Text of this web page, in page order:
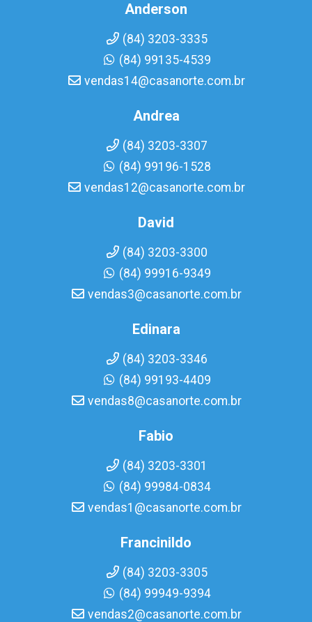
Anderson
(84) 3203-3335
(84) 99135-4539
vendas14@casanorte.com.br
Andrea
(84) 3203-3307
(84) 99196-1528
vendas12@casanorte.com.br
David
(84) 3203-3300
(84) 99916-9349
vendas3@casanorte.com.br
Edinara
(84) 3203-3346
(84) 99193-4409
vendas8@casanorte.com.br
Fabio
(84) 3203-3301
(84) 99984-0834
vendas1@casanorte.com.br
Francinildo
(84) 3203-3305
(84) 99949-9394
vendas2@casanorte.com.br